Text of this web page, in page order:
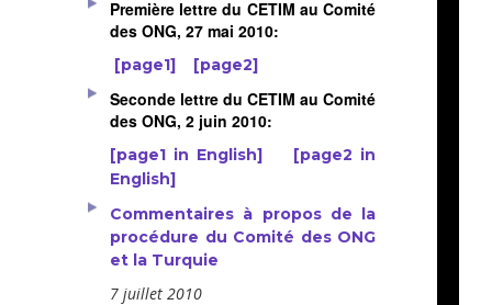
Première lettre du CETIM au Comité
des ONG, 27 mai 2010:
[page1] [page2]
Seconde lettre du CETIM au Comité
des ONG, 2 juin 2010:
[page1 in English]
[page2 in
English]
Commentaires à propos de la
procédure du Comité des ONG
et la Turquie
7 juillet 2010